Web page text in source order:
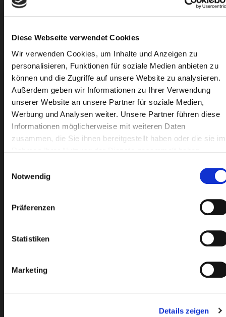
Diese Webseite verwendet Cookies
Wir verwenden Cookies, um Inhalte und Anzeigen zu
personalisieren, Funktionen für soziale Medien anbieten zu
können und die Zugriffe auf unsere Website zu analysieren.
Außerdem geben wir Informationen zu Ihrer Verwendung
unserer Website an unsere Partner für soziale Medien,
Werbung und Analysen weiter. Unsere Partner führen diese
Informationen möglicherweise mit weiteren Daten
zusammen, die Sie ihnen bereitgestellt haben oder die sie im
Notwendig
Präferenzen
Statistiken
Marketing
Details zeigen
Regel bei Lastschriftmandat
der wirtschaftlichen Zugehörigkeit